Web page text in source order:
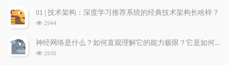
r
t
c
l
m
n
t
l
次
数:
01 | 技术架构：深度学习推荐系统的经典技术架构长啥样？
浏
次
数:
2944
神经网络是什么？如何直观理解它的能力极限？它是如何无限逼近真理？
浏
2938